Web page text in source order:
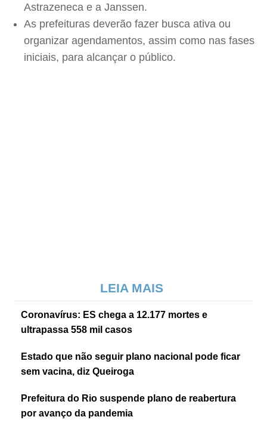
Astrazeneca e a Janssen.
As prefeituras deverão fazer busca ativa ou
organizar agendamentos, assim como nas fases
iniciais, para alcançar o público.
LEIA MAIS
Coronavírus: ES chega a 12.177 mortes e
ultrapassa 558 mil casos
Estado que não seguir plano nacional pode ficar
sem vacina, diz Queiroga
Prefeitura do Rio suspende plano de reabertura
por avanço da pandemia